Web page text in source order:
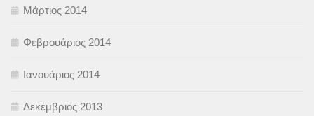
Μάρτιος 2014
Φεβρουάριος 2014
Ιανουάριος 2014
Δεκέμβριος 2013